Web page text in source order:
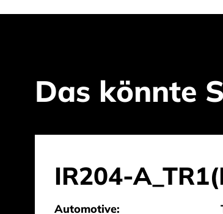
Das könnte
IR204-
Automotive: